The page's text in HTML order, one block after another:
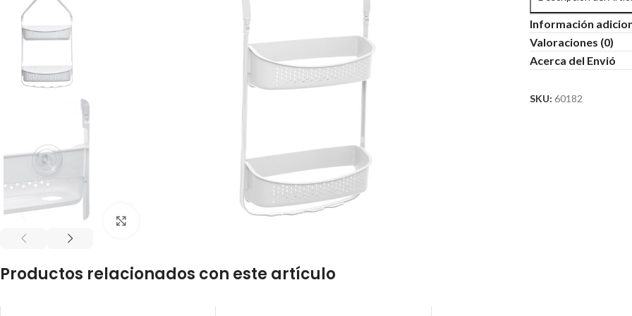
Información
Valoraciones (0)
Acerca del Envió
SKU:60182
Productos relacionados con este artículo